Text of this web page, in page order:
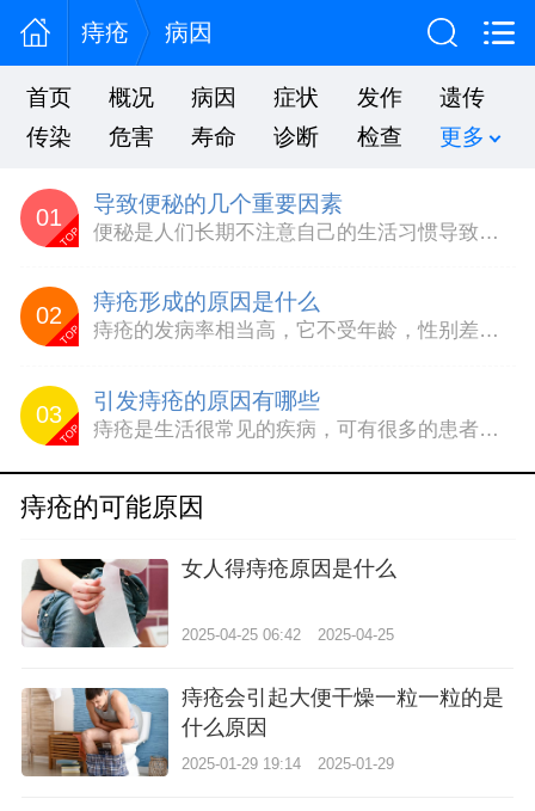
痔疮 病因
首页 概况 病因 症状 发作
遗传
传染
危害 寿命 诊断 检查 更多
01
TOP
导致便秘的几个重要因素
便秘是人们长期不注意自己的生活习惯导致消化系统出现的症状导致不能正常的进行排便，时间久了就出现了便秘，影响了人们的日常生活。那么到底便秘和什么有关系呢?导致便秘的原因又有哪些呢?下面，就便秘的几个重点因素进行总结：习惯性便秘的常见原因有哪些?1、饮食组成不良：如米面过于精细，食量过少，食用含粗纤维特别是不消化纤维的蔬菜、水果、粮食过少，油脂太缺，饮水不足等。...
02
TOP
痔疮形成的原因是什么
痔疮的发病率相当高，它不受年龄，性别差异的影响，任何人都有患这种疾病的可能性，它的发病会给患者带来很大的压力，影响患者的正常生活，很多朋友都在关注痔疮形成的原因，那么下面我们就针对痔疮形成的原因有哪些来为大家做一下详细的阐述。痔疮现在已经成为现代人比较常见的疾病，而痔疮的八大致病原因是：1.不好的大便习惯：上厕时下蹲位看书看报，造成下蹲和大便时间延长，容易造...
03
TOP
引发痔疮的原因有哪些
痔疮是生活很常见的疾病，可有很多的患者并不了解引发这个疾病的原因，从而会耽误了治疗，因此建议在平时要及时的了解引发痔疮的病因，才能因病治疗，早日摆脱痔疮的困扰，那么引发痔疮的原因有哪些?引发痔疮的原因有哪些：肛垫下移：痔是由于肛管支持组织变性引起部分黏膜及黏膜下组织下移的结果，首次提出黏膜滑动学说，之后Parks和Thomson对此作了进一步发展，提出肛管黏...
痔疮的可能原因
女人得痔疮原因是什么
2025-04-25 06:42 2025-04-25
痔疮会引起大便干燥一粒一粒的是
什么原因
2025-01-29 19:14 2025-01-29